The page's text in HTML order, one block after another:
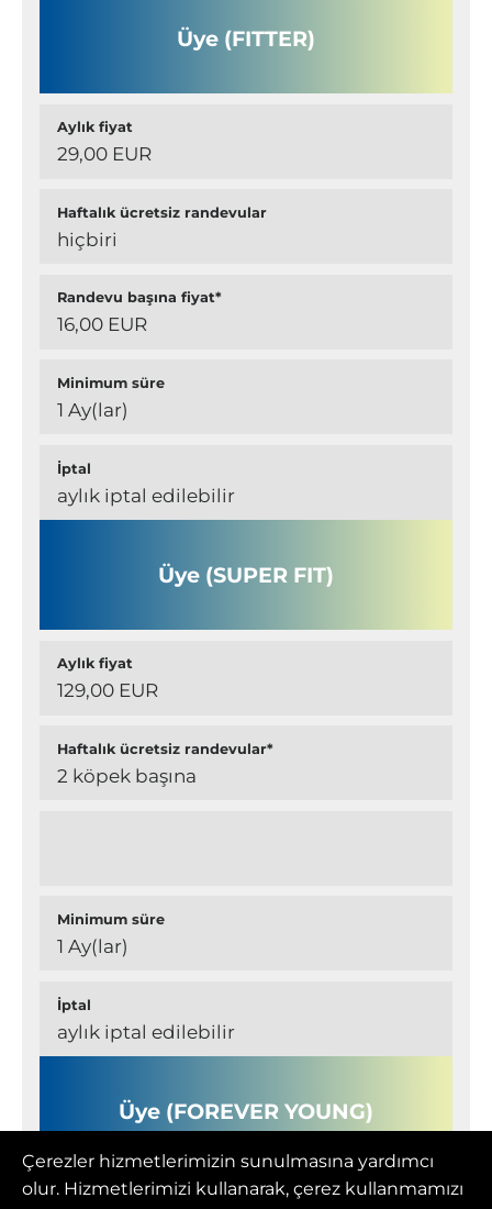
Üye (FITTER)
Aylık fiyat
29,00 EUR
Haftalık ücretsiz randevular
hiçbiri
Randevu başına fiyat*
16,00 EUR
Minimum süre
1 Ay(lar)
İptal
aylık iptal edilebilir
Üye (SUPER FIT)
Aylık fiyat
129,00 EUR
Haftalık ücretsiz randevular*
2 köpek başına
Minimum süre
1 Ay(lar)
İptal
aylık iptal edilebilir
Üye (FOREVER YOUNG)
Aylık fiyat
Çerezler hizmetlerimizin sunulmasına yardımcı
olur. Hizmetlerimizi kullanarak, çerez kullanmamızı